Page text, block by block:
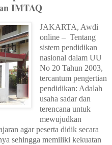
IMTAQ
JAKARTA, Awdi
online – Tentang
sistem pendidikan
nasional dalam UU
No 20 Tahun 2003,
tercantum pengertian
pendidikan: Adalah
usaha sadar dan
terencana untuk
mewujudkan
agar peserta didik secara
sehingga memiliki kekuatan